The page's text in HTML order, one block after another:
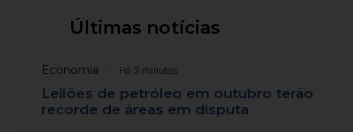
Últimas notícias
Economia Há 3 minutos
Leilões de petróleo em outubro terão
recorde de áreas em disputa